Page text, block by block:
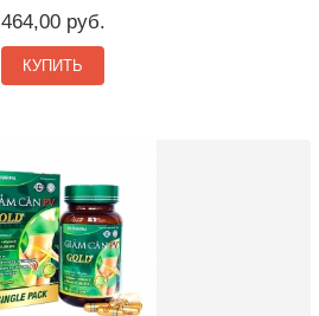
464,00 руб.
КУПИТЬ